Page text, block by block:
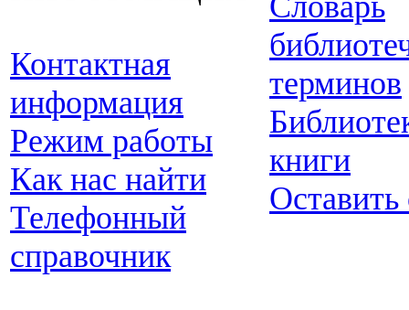
Контактная
информация
Режим работы
Как нас найти
Телефонный
справочник
терминов
книги
Оставить